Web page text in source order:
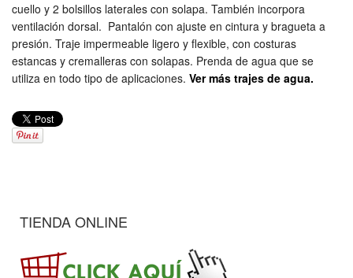
cuello y 2 bolsillos laterales con solapa. También incorpora
ventilación dorsal. Pantalón con ajuste en cintura y bragueta a
presión. Traje impermeable ligero y flexible, con costuras
estancas y cremalleras con solapas. Prenda de agua que se
utiliza en todo tipo de aplicaciones. Ver más trajes de agua.
TIENDA ONLINE